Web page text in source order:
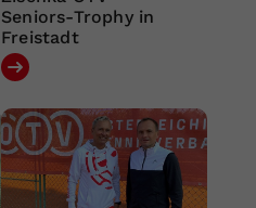
Seniors-Trophy in
Freistadt